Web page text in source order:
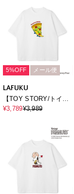
5%OFF メール便
LAFUKU
【TOY STORY/トイ・
ストーリー】エイリア
メン/半袖Tシャツ /
Over Harf Sleeve T-
shirt《UNISEX》
¥3,789¥3,989